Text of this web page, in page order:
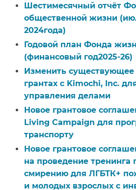
Шестимесячный отчёт
общественной жизни
2024года)​​
Годовой план Фонда
(финансовый год2025-26)​​
Изменить существующее
грантах с Kimochi, Inc.
управления делами​​
Новое грантовое
Living Campaign для
транспорту​​
Новое грантовое
на проведение тренинга
смирению для ЛГБТК+
и молодых взрослых с